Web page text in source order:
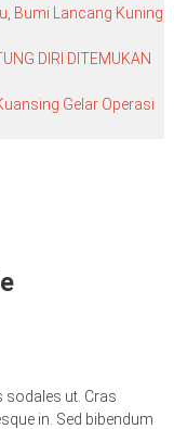
Bumi Lancang Kuning
DIRI DITEMUKAN
Gelar Operasi
sodales ut. Cras
in. Sed bibendum